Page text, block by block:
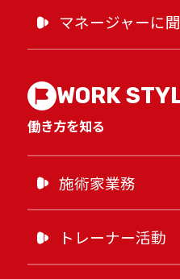
マネージャーに
WORK
働き方を知る
施術家業務
トレーナー活動